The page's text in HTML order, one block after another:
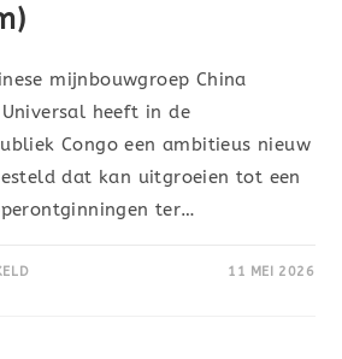
mijnbouwgroep China
heeft in de
Congo een ambitieus nieuw
dat kan uitgroeien tot een
ter…
11 MEI 2026